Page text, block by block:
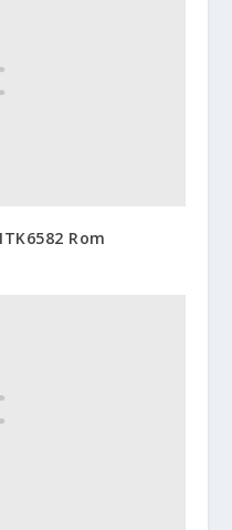
Rom